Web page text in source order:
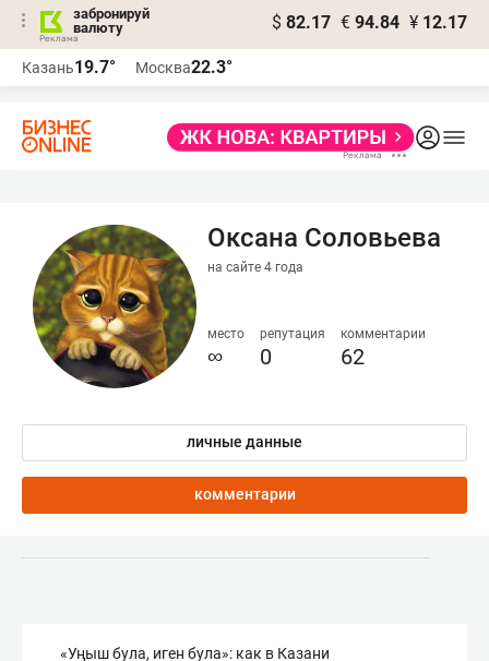
забронируй
валюту
$ 82.17 € 94.84 ¥ 12.17
Казань19.7° Москва22.3°
Оксана Соловьева
на сайте 4 года
место
∞
репутация
0
комментарии
62
личные данные
комментарии
«Уңыш була, иген була»: как в Казани